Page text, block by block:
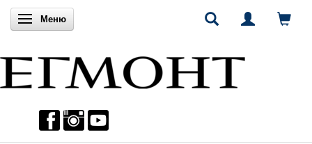
Включи навигацията
Меню